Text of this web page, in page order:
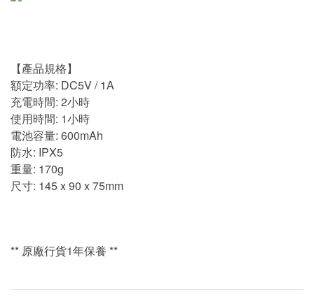
【產品規格】
額定功率: DC5V / 1A
充電時間: 2小時
使用時間: 1小時
電池容量: 600mAh
防水: IPX5
重量: 170g
尺寸: 145 x 90 x 75mm
** 原廠行貨1年保養 **